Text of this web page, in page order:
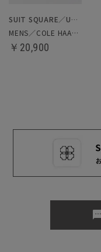
SUIT SQUARE／UNIVERSAL LANGUAGE
MENS／COLE HAAN／スニーカー
￥20,900